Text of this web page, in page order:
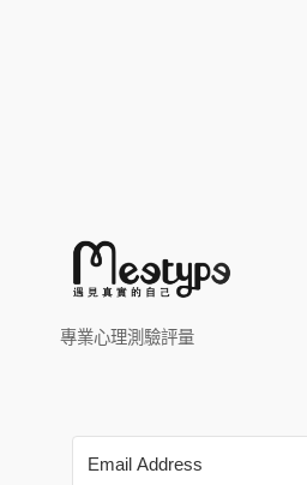
專業心理測驗評量